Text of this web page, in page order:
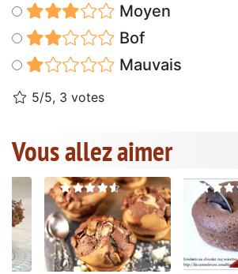
Moyen
Bof
Mauvais
5/5, 3 votes
Vous allez aimer